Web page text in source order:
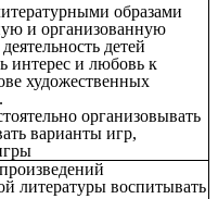
образами
и организованную
детей
интерес и любовь к
художественных
организовывать
варианты игр,
литературы воспитывать